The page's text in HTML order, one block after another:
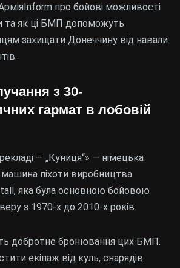
про бойові можливості
та як ці БМП допоможуть
захищати Донеччину від навали
з 30-
гармат в лобовій
— „Куниця“» — німецька
піхоти виробництва
яка була основною бойовою
з 1970-х до 2010-х років.
добротне бронювання цих БМП.
екіпаж від куль, снарядів